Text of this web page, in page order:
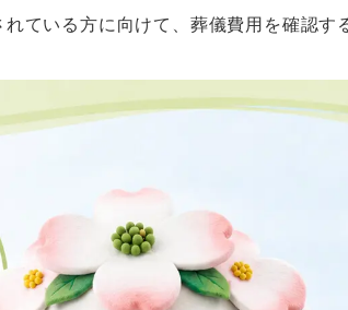
ている方に向けて、葬儀費用を確認す